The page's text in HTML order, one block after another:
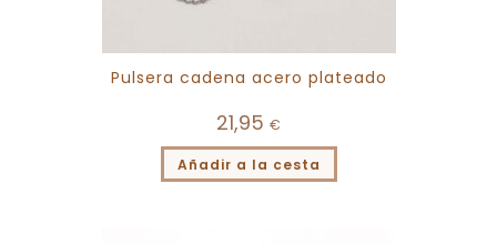
Pulsera cadena acero plateado
21,95 €
Añadir a la cesta